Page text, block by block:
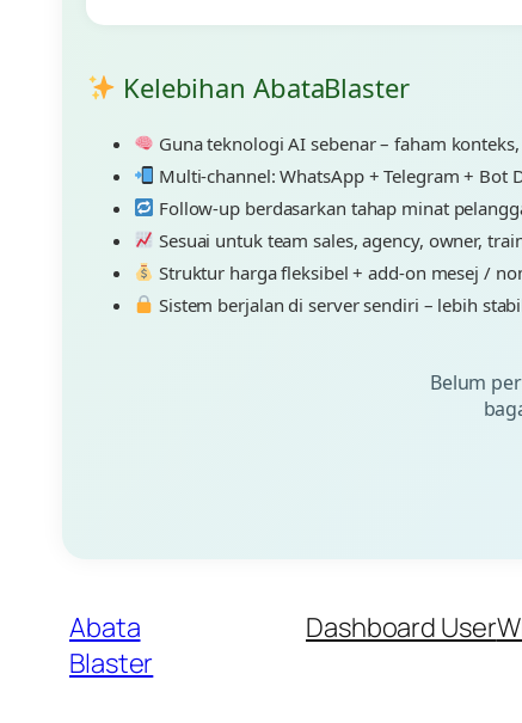
Kelebihan AbataBlaster
Guna teknologi AI sebenar – faham
Multi-channel: WhatsApp + Telegram + Bot
Follow-up berdasarkan tahap minat
Sesuai untuk team sales, agency, owner,
Struktur harga fleksibel + add-on mesej /
Sistem berjalan di server sendiri – lebih
Belum
Abata
Blaster
Dashboard User